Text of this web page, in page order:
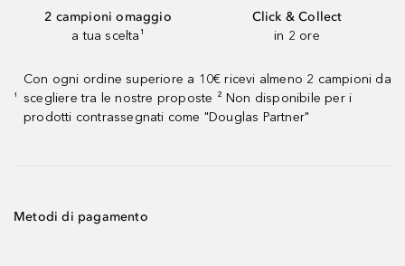
2 campioni omaggio
a tua scelta¹
Click & Collect
in 2 ore
¹
Con ogni ordine superiore a 10€ ricevi almeno 2 campioni da
scegliere tra le nostre proposte ² Non disponibile per i
prodotti contrassegnati come "Douglas Partner"
Metodi di pagamento